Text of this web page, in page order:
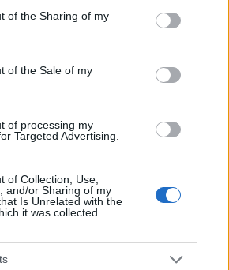
or usage behaviour. You may click to
to Google and its third-party tags to
specified purposes in below Google
of the Sharing of my
of the Sale of my
of processing my
Targeted Advertising.
of Collection, Use,
and/or Sharing of my
Is Unrelated with the
it was collected.
in na
Graška Gora obeležuje 50.
jubilejni festival narodno-
pred
Aqualatio prilagojeno
vremenskim razmeram